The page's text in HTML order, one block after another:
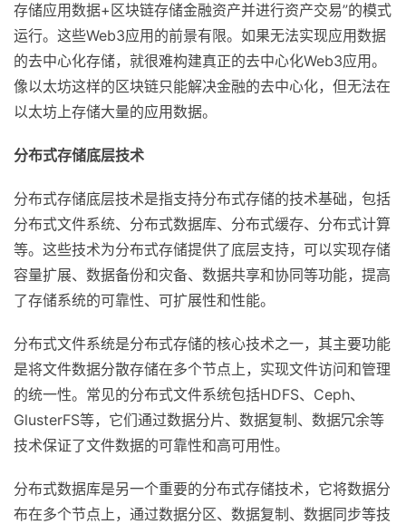
存储应用数据+区块链存储金融资产并进行资产交易”的模式
运行。这些Web3应用的前景有限。如果无法实现应用数据
的去中心化存储，就很难构建真正的去中心化Web3应用。
像以太坊这样的区块链只能解决金融的去中心化，但无法在
以太坊上存储大量的应用数据。
分布式存储底层技术
分布式存储底层技术是指支持分布式存储的技术基础，包括
分布式文件系统、分布式数据库、分布式缓存、分布式计算
等。这些技术为分布式存储提供了底层支持，可以实现存储
容量扩展、数据备份和灾备、数据共享和协同等功能，提高
了存储系统的可靠性、可扩展性和性能。
分布式文件系统是分布式存储的核心技术之一，其主要功能
是将文件数据分散存储在多个节点上，实现文件访问和管理
的统一性。常见的分布式文件系统包括HDFS、Ceph、
GlusterFS等，它们通过数据分片、数据复制、数据冗余等
技术保证了文件数据的可靠性和高可用性。
分布式数据库是另一个重要的分布式存储技术，它将数据分
布在多个节点上，通过数据分区、数据复制、数据同步等技